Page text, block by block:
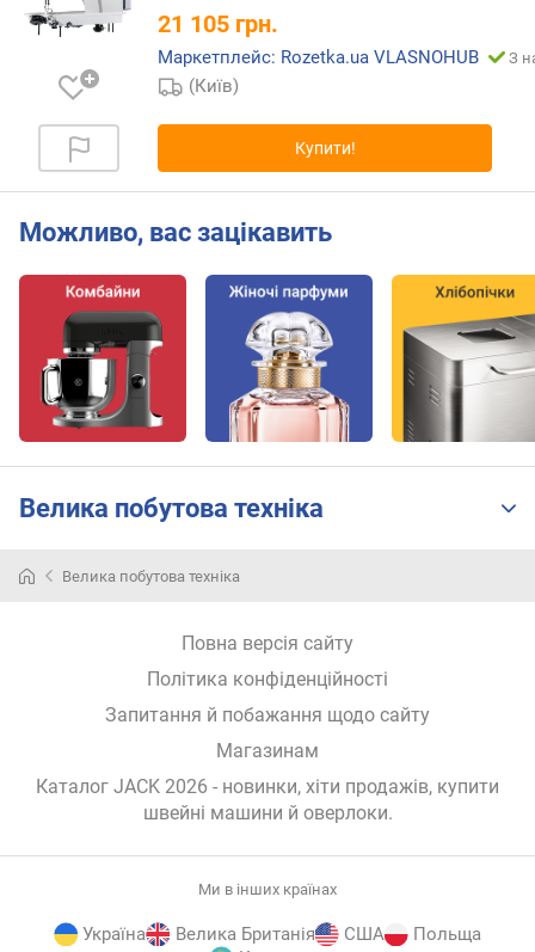
з
в
д
у
к
а
м
и
з
а
д
а
т
о
ю
о
а
к
і
с
21 105 грн.
Маркетплейс: Rozetka.ua VLASNOHUB З
(Київ)
Купити!
Можливо, вас зацікавить
Велика побутова техніка
Велика побутова техніка
Повна версія сайту
Політика конфіденційності
Запитання й побажання щодо сайту
Магазинам
Каталог JACK 2026 - новинки, хіти продажів, купити
швейні машини й оверлоки.
Ми в інших країнах
Україна Велика Британія США
Польща